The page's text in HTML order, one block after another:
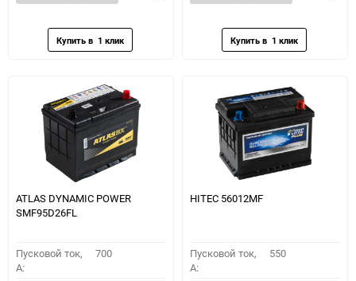
ATLAS DYNAMIC POWER
SMF95D26FL
Пусковой ток,
A:
700
HITEC 56012MF
Пусковой ток,
A:
550